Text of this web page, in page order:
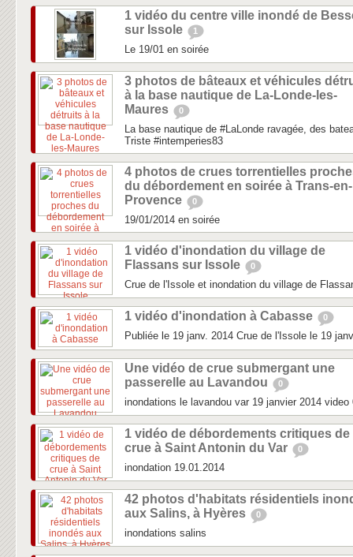
1 vidéo du centre ville inondé de
sur Issole
1
Le 19/01 en soirée
3 photos de bâteaux et véhicules
à la base nautique de La-Londe-les-
Maures
0
La base nautique de #LaLonde ravagée, des
Triste #intemperies83
4 photos de crues torrentielles
du débordement en soirée à Trans-en-
Provence
0
19/01/2014 en soirée
1 vidéo d'inondation du village de
Flassans sur Issole
0
Crue de l'Issole et inondation du village de
1 vidéo d'inondation à Cabasse 0
Publiée le 19 janv. 2014 Crue de l'Issole le 19
Une vidéo de crue submergant une
passerelle au Lavandou
0
inondations le lavandou var 19 janvier 2014 video
1 vidéo de débordements critiques de
crue à Saint Antonin du Var
0
inondation 19.01.2014
42 photos d'habitats résidentiels
aux Salins, à Hyères
0
inondations salins